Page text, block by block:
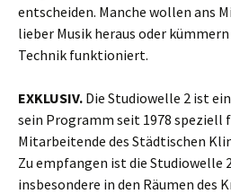
entscheiden. Manche wollen ans
lieber Musik heraus oder kümmern
Technik funktioniert.
EXKLUSIV. Die Studiowelle 2 ist
sein Programm seit 1978 speziell
Mitarbeitende des Städtischen
Zu empfangen ist die Studiowelle
insbesondere in den Räumen des